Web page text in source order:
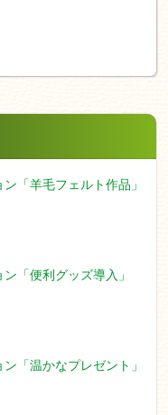
「羊毛フェルト作品」
「便利グッズ導入」
「温かなプレゼント」